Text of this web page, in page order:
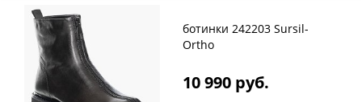
ботинки 242203 Sursil-
Ortho
10 990 руб.